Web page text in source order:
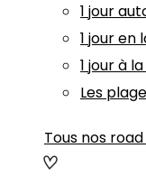
1 jour
1 jour en
1 jour à
Les
Tous nos